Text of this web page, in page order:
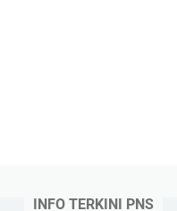
INFO TERKINI PNS